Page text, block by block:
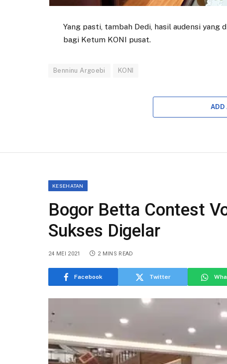
Yang pasti, tambah Dedi, hasil audensi
bagi Ketum KONI pusat.
Benninu Argoebi KONI
ADD
KESEHATAN
Bogor Betta Contest
Sukses Digelar
24 MEI 2021 2 MINS READ
Facebook Twitter